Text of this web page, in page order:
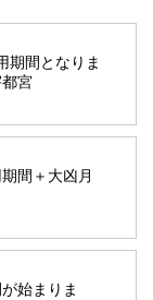
期間となりま
宮
間＋大凶月
始まりま